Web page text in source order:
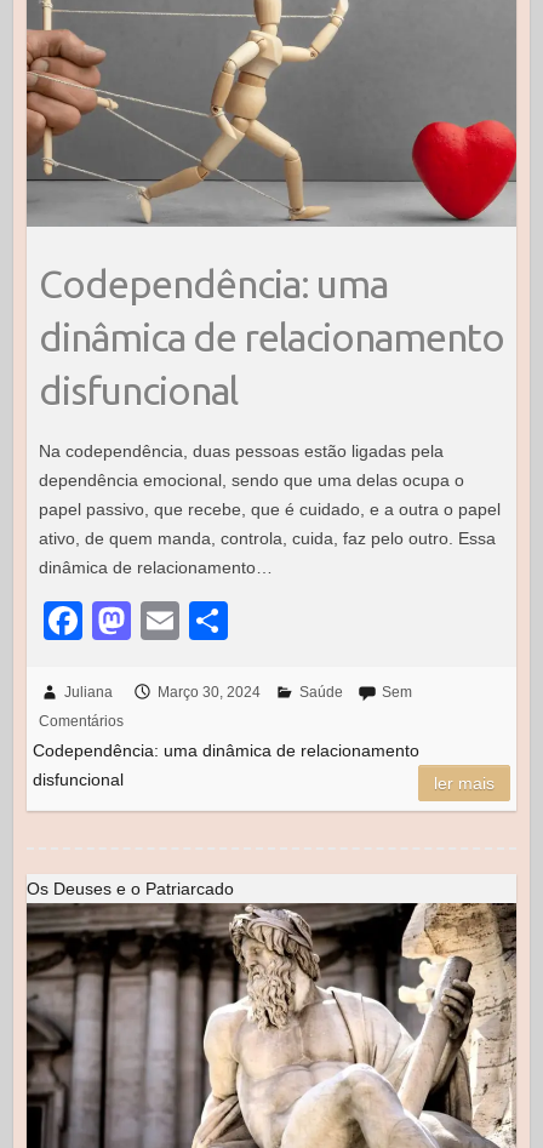
Codependência: uma
dinâmica de relacionamento
disfuncional
Na codependência, duas pessoas estão ligadas pela
dependência emocional, sendo que uma delas ocupa o
papel passivo, que recebe, que é cuidado, e a outra o papel
ativo, de quem manda, controla, cuida, faz pelo outro. Essa
dinâmica de relacionamento…
F
c
e
b
o
k
M
st
o
o
E
ail ar
e
Juliana Março 30, 2024 Saúde
Sem
Comentários
Codependência: uma dinâmica de relacionamento
disfuncional
ler mais
Os Deuses e o Patriarcado